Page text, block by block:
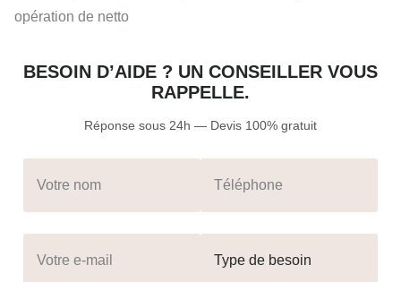
opération de netto
BESOIN D’AIDE ? UN CONSEILLER VOUS
RAPPELLE.
Réponse sous 24h — Devis 100% gratuit